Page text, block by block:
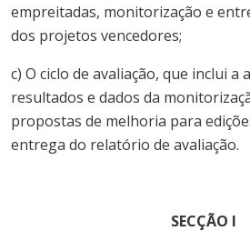
empreitadas, monitorização e
dos projetos vencedores;
c) O ciclo de avaliação, que inclui a
resultados e dados da
propostas de melhoria para
entrega do relatório de avaliação.
SECÇÃO I